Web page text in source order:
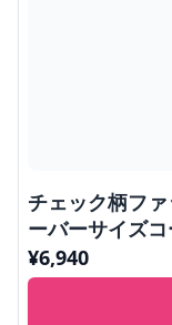
チェック柄フ
ーバーサイズコ
¥6,940